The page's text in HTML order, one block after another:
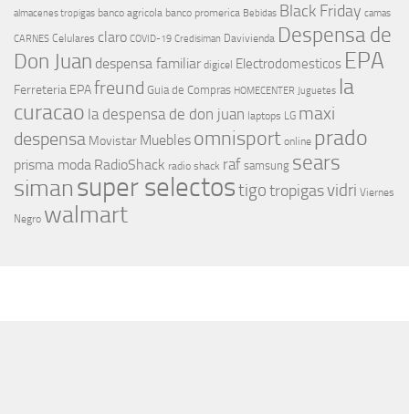
almacenes tropigas banco agricola banco promerica Bebidas Black Friday camas
CARNES Celulares claro COVID-19 Credisiman Davivienda Despensa de
Don Juan despensa familiar digicel Electrodomesticos EPA
Ferreteria EPAfreund Guia de Compras HOMECENTER Juguetes la
curacao la despensa de don juan laptops LG maxi
despensa Movistar Muebles omnisport online prado
prisma moda RadioShack radio shack raf samsung sears
simansuper selectostigotropigasvidri Viernes
Negro walmart